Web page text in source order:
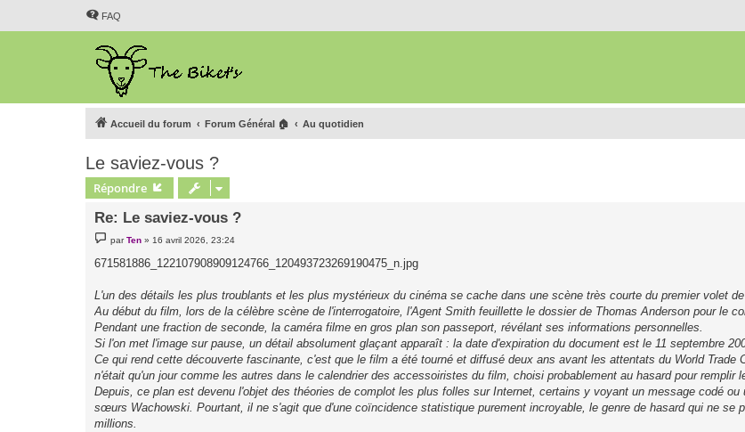
FAQ
Accueil du forum Forum Général 🏠 Au quotidien
Le saviez-vous ?
Répondre
Re: Le saviez-vous ?
e
s
s
e
parTen » 16 avril 2026, 23:24
671581886_122107908909124766_120493723269190475_n.jpg
L'un des détails les plus troublants et les plus mystérieux du cinéma se cache dans une scène très courte du premier volet
Au début du film, lors de la célèbre scène de l'interrogatoire, l'Agent Smith feuillette le dossier de Thomas Anderson pour le
Pendant une fraction de seconde, la caméra filme en gros plan son passeport, révélant ses informations personnelles.
Si l'on met l'image sur pause, un détail absolument glaçant apparaît : la date d'expiration du document est le 11 septembre
Ce qui rend cette découverte fascinante, c'est que le film a été tourné et diffusé deux ans avant les attentats du World Trade
n'était qu'un jour comme les autres dans le calendrier des accessoiristes du film, choisi probablement au hasard pour remplir
Depuis, ce plan est devenu l'objet des théories de complot les plus folles sur Internet, certains y voyant un message codé ou
sœurs Wachowski. Pourtant, il ne s'agit que d'une coïncidence statistique purement incroyable, le genre de hasard qui ne se
millions.